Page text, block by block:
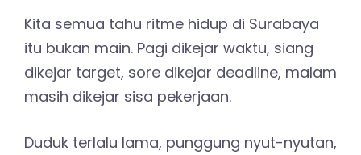
Kita semua tahu ritme hidup di Surabaya
itu bukan main. Pagi dikejar waktu, siang
dikejar target, sore dikejar deadline, malam
masih dikejar sisa pekerjaan.
Duduk terlalu lama, punggung nyut-nyutan,